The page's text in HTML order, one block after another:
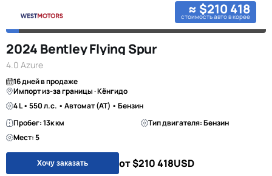
≈ $210 418
стоимость авто в корее
2024 Bentley Flying Spur
4.0 Azure
16 дней в продаже
Импорт из-за границы · Кёнгидо
4 L • 550 л.с. • Автомат (AT) • Бензин
Пробег: 13к км
Тип двигателя: Бензин
Мест: 5
Хочу заказать от $210 418USD